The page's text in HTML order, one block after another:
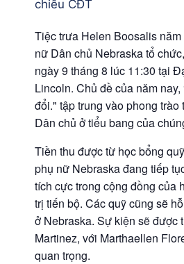
chiều CĐT
Tiệc trưa Helen Boosalis
nữ Dân chủ Nebraska tổ
ngày 9 tháng 8 lúc 11:30 tại
Lincoln. Chủ đề của năm nay,
đổi." tập trung vào phong
Dân chủ ở tiểu bang của
Tiền thu được từ học bổng
phụ nữ Nebraska đang tiếp
tích cực trong cộng đồng của
trị tiến bộ. Các quỹ cũng sẽ
ở Nebraska. Sự kiện sẽ được
Martinez, với Marthaellen
quan trọng.